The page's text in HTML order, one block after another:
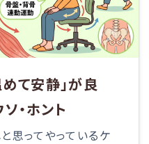
て安静」が良
・ホント
思ってやっているケ